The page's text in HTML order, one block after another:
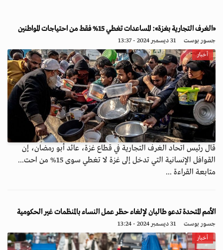
«الغرف التجارية بغزة»: المساعدات تغطي 15% فقط من احتياجات المواطنين
جسور بوست 31 ديسمبر 2024 - 13:37
أخبار
قال رئيس اتحاد الغرف التجارية في قطاع غزة، عائد أبو رمضان، إن
القوافل الإنسانية التي تدخل إلى غزة لا تغطي سوى 15% من احت...
متابعة القراءة ...
الأمم المتحدة تدعو طالبان لإلغاء حظر عمل النساء بالمنظمات غير الحكومية
جسور بوست 31 ديسمبر 2024 - 13:24
أخبار